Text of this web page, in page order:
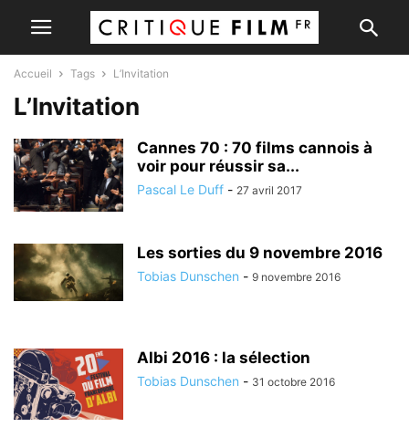
Accueil Tags L’Invitation
L’Invitation
Cannes 70 : 70 films cannois à
voir pour réussir sa...
Pascal Le Duff - 27 avril 2017
Les sorties du 9 novembre 2016
Tobias Dunschen - 9 novembre 2016
Albi 2016 : la sélection
Tobias Dunschen - 31 octobre 2016